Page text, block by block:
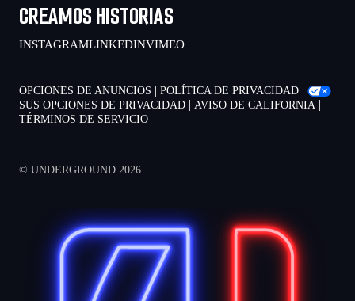
CREAMOS HISTORIAS
INSTAGRAMLINKEDINVIMEO
OPCIONES DE ANUNCIOS | POLÍTICA DE PRIVACIDAD |
SUS OPCIONES DE PRIVACIDAD | AVISO DE CALIFORNIA |
TÉRMINOS DE SERVICIO
© UNDERGROUND 2026